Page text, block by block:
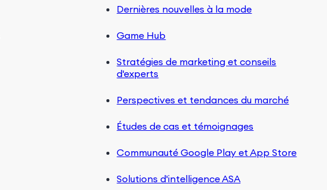
Dernières nouvelles à la mode
Game Hub
Stratégies de marketing et conseils
d'experts
Perspectives et tendances du marché
Études de cas et témoignages
Communauté Google Play et App Store
Solutions d'intelligence ASA